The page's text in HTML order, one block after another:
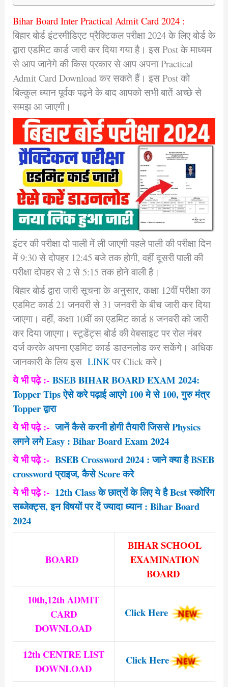
Bihar Board Inter Practical Admit Card 2024 :
बिहार बोर्ड इंटरमीडिएट प्रैक्टिकल परीक्षा 2024 के लिए बोर्ड के
द्वारा एडमिट कार्ड जारी कर दिया गया है। इस Post के माध्यम
से आप जानेगे की किस प्रकार से आप अपना Practical
Admit Card Download कर सकते हैं। इस Post को
बिल्कुल ध्यान पूर्वक पढ़ने के बाद आपको सभी बातें अच्छे से
समझ आ जाएगी।
इंटर की परीक्षा दो पाली में ली जाएगी पहले पाली की परीक्षा दिन
में 9:30 से दोपहर 12:45 बजे तक होगी, वहीं दूसरी पाली की
परीक्षा दोपहर से 2 से 5:15 तक होने वाली है।
बिहार बोर्ड द्वारा जारी सूचना के अनुसार, कक्षा 12वीं परीक्षा का
एडमिट कार्ड 21 जनवरी से 31 जनवरी के बीच जारी कर दिया
जाएगा। वहीं, कक्षा 10वीं का एडमिट कार्ड 8 जनवरी को जारी
कर दिया जाएगा। स्टूडेंट्स बोर्ड की वेबसाइट पर रोल नंबर
दर्ज करके अपना एडमिट कार्ड डाउनलोड कर सकेंगे। अधिक
जानकारी के लिय इस LINKपर Click करे।
ये भी पढ़े :- BSEB BIHAR BOARD EXAM 2024:
Topper Tips ऐसे करे पढ़ाई आएगे 100 मे से 100, गुरु मंत्र
Topper द्वारा
ये भी पढ़े :- जानें कैसे करनी होगी तैयारी जिससे Physics
लगने लगे Easy : Bihar Board Exam 2024
ये भी पढ़े :- BSEB Crossword 2024 : जाने क्या है BSEB
crossword प्राइज, कैसे Score करे
ये भी पढ़े :- 12th Class के छात्रों के लिए ये है Best स्कोरिंग
सब्जेक्ट्स, इन विषयों पर दें ज्यादा ध्यान : Bihar Board
2024
BOARD
BIHAR SCHOOL
EXAMINATION
BOARD
10th,12th ADMIT
CARD
DOWNLOAD
Click Here
12th CENTRE LIST
DOWNLOAD
Click Here